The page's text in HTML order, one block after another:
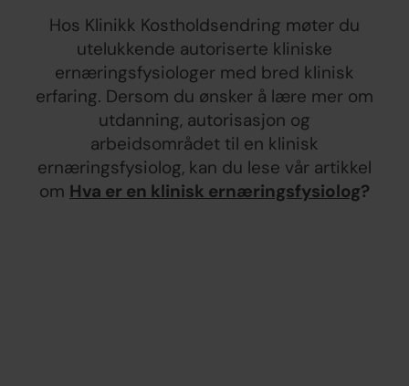
Hos Klinikk Kostholdsendring møter du
utelukkende autoriserte kliniske
ernæringsfysiologer med bred klinisk
erfaring. Dersom du ønsker å lære mer om
utdanning, autorisasjon og
arbeidsområdet til en klinisk
ernæringsfysiolog, kan du lese vår artikkel
om Hva er en klinisk ernæringsfysiolog?